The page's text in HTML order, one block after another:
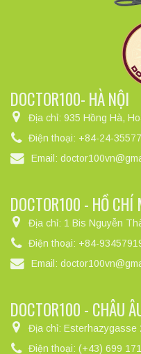
DOCTOR100- HÀ NỘI
Địa chỉ: 935 Hồng Hà,
Điện thoại: +84-24-
Email:
DOCTOR100 - HỒ CHÍ
Địa chỉ: 1 Bis Nguyễn
Điện thoại: +84-
Email:
DOCTOR100 - CHÂU
Địa chỉ: Esterhazygasse
Điện thoại: (+43) 699